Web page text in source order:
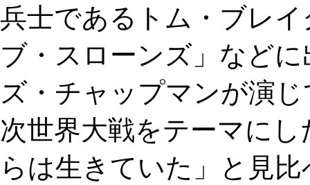
兵士であるトム・ブレ
ブ・スローンズ」など
ズ・チャップマンが演
次世界大戦をテーマに
らは生きていた」と見